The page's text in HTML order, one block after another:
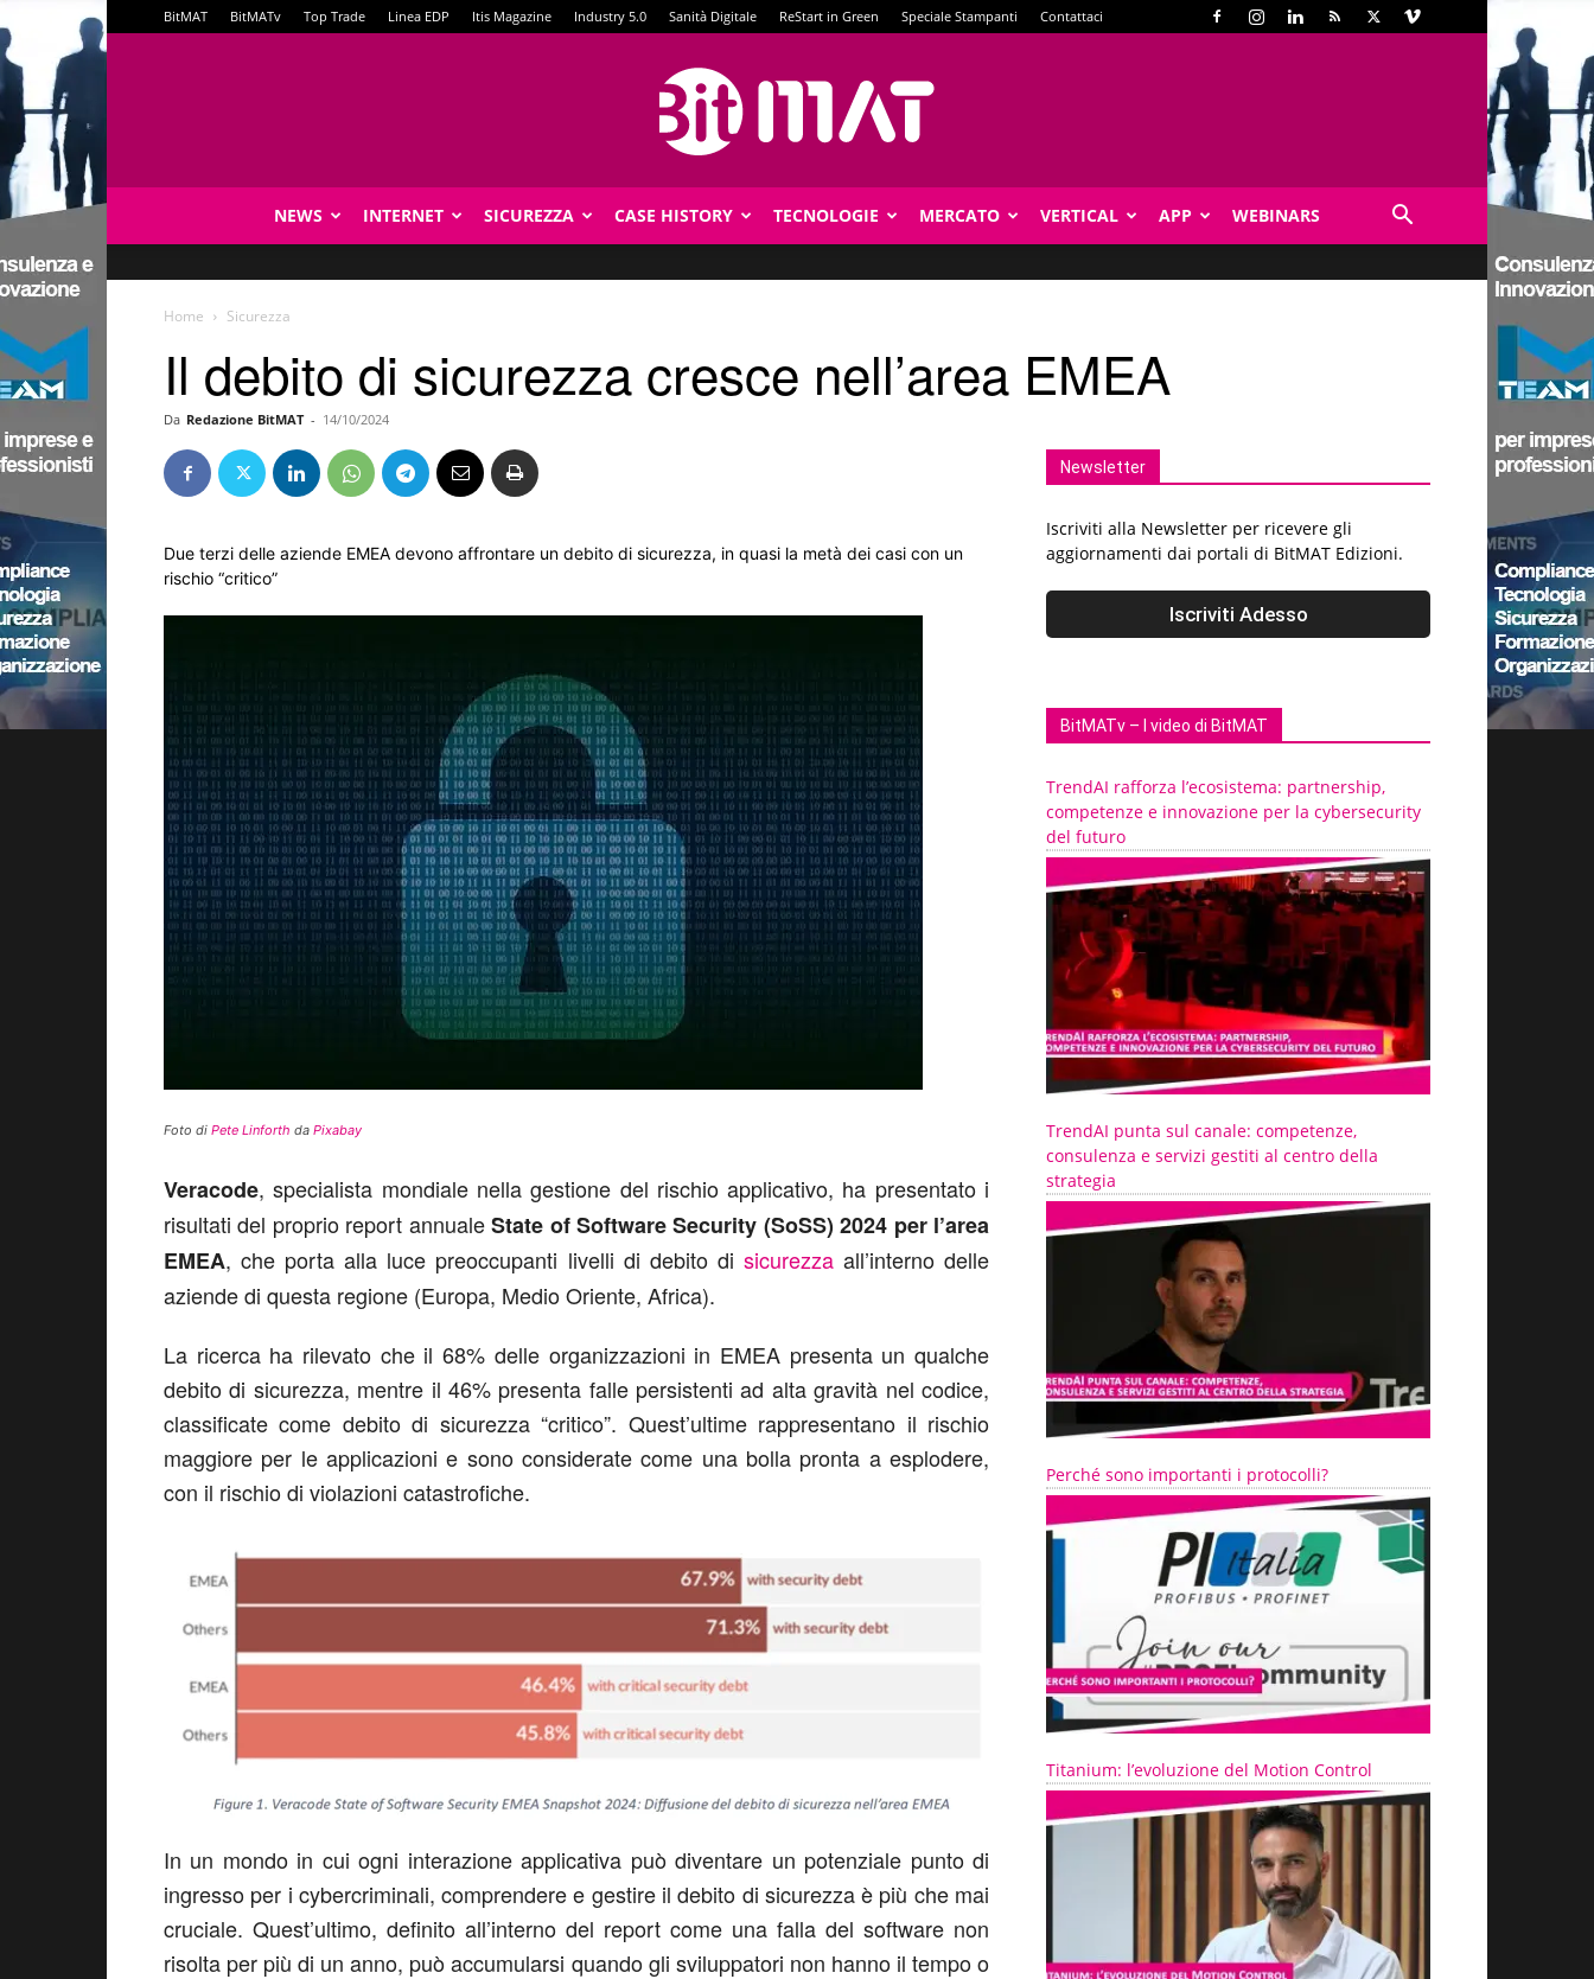
BitMAT BitMATv Top Trade Linea EDP Itis Magazine Industry 5.0 Sanità Digitale ReStart in Green Speciale Stampanti Contattaci
NEWS INTERNET SICUREZZA CASE HISTORY TECNOLOGIE MERCATO VERTICAL APP WEBINARS
Home Sicurezza
Il debito di sicurezza cresce nell’area EMEA
Da Redazione BitMAT - 14/10/2024
Due terzi delle aziende EMEA devono affrontare un debito di sicurezza, in quasi la metà dei casi con un
rischio “critico”
Foto di Pete Linforth da Pixabay
Veracode, specialista mondiale nella gestione del rischio applicativo, ha presentato i
risultati del proprio report annualeState of Software Security (SoSS) 2024 per l’area
EMEA, che porta alla luce preoccupanti livelli di debito di sicurezzaall’interno delle
aziende di questa regione (Europa, Medio Oriente, Africa).
La ricerca ha rilevato che il 68% delle organizzazioni in EMEA presenta un qualche
debito di sicurezza, mentre il 46% presenta falle persistenti ad alta gravità nel codice,
classificate come debito di sicurezza “critico”. Quest’ultime rappresentano il rischio
maggiore per le applicazioni e sono considerate come una bolla pronta a esplodere,
con il rischio di violazioni catastrofiche.
In un mondo in cui ogni interazione applicativa può diventare un potenziale punto di
ingresso per i cybercriminali, comprendere e gestire il debito di sicurezza è più che mai
cruciale. Quest’ultimo, definito all’interno del report come una falla del software non
risolta per più di un anno, può accumularsi quando gli sviluppatori non hanno il tempo o
Newsletter
Iscriviti alla Newsletter per ricevere gli
aggiornamenti dai portali di BitMAT Edizioni.
BitMATv – I video di BitMAT
TrendAI rafforza l’ecosistema: partnership,
competenze e innovazione per la cybersecurity
del futuro
TrendAI punta sul canale: competenze,
consulenza e servizi gestiti al centro della
strategia
Perché sono importanti i protocolli?
Titanium: l’evoluzione del Motion Control